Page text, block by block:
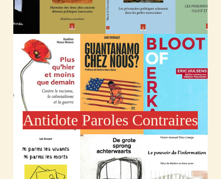
Antidote Paroles Contraires
Découvrir